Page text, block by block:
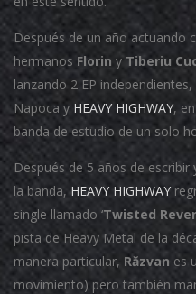
Después de un año actuando
hermanos Florin y Tiberiu
lanzando 2 EP independientes,
Napoca y HEAVY HIGHWAY,
banda de estudio de un solo
Después de 5 años de
la banda,HEAVY HIGHWAY
single llamado ‘Twisted
pista de Heavy Metal de la
manera particular, Răzvan es
movimiento) pero también